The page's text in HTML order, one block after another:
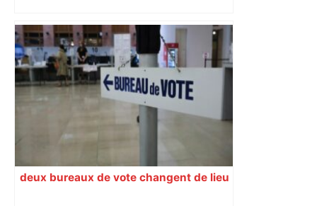
deux bureaux de vote changent de lieu